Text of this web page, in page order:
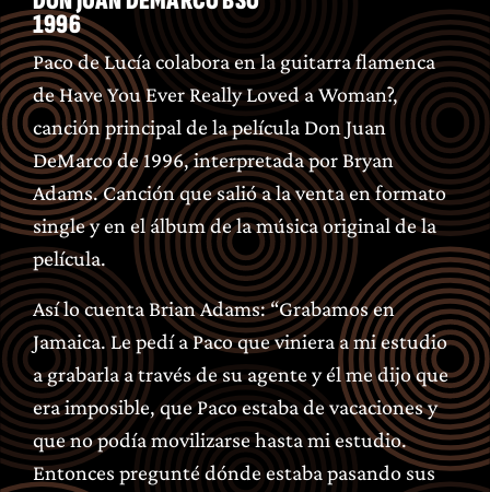
1996
Paco de Lucía colabora en la guitarra flamenca
de Have You Ever Really Loved a Woman?,
canción principal de la película Don Juan
DeMarco de 1996, interpretada por Bryan
Adams. Canción que salió a la venta en formato
single y en el álbum de la música original de la
película.
Así lo cuenta Brian Adams: “Grabamos en
Jamaica. Le pedí a Paco que viniera a mi estudio
a grabarla a través de su agente y él me dijo que
era imposible, que Paco estaba de vacaciones y
que no podía movilizarse hasta mi estudio.
Entonces pregunté dónde estaba pasando sus